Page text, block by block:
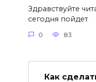
Здравствуйте
сегодня пойдет
0 83
Как